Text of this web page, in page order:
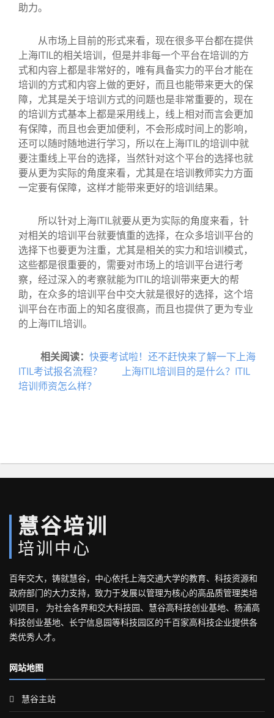
助力。
从市场上目前的形式来看，现在很多平台都在提供
上海ITIL的相关培训，但是并非每一个平台在培训的方
式和内容上都是非常好的，唯有具备实力的平台才能在
培训的方式和内容上做的更好，而且也能带来更大的保
障，尤其是关于培训方式的问题也是非常重要的，现在
的培训方式基本上都是采用线上，线上相对而言会更加
有保障，而且也会更加便利，不会形成时间上的影响，
还可以随时随地进行学习，所以在上海ITIL的培训中就
要注重线上平台的选择，当然针对这个平台的选择也就
要从更为实际的角度来看，尤其是在培训教师实力方面
一定要有保障，这样才能带来更好的培训结果。
所以针对上海ITIL就要从更为实际的角度来看，针
对相关的培训平台就要慎重的选择，在众多培训平台的
选择下也要更为注重，尤其是相关的实力和培训模式，
这些都是很重要的，需要对市场上的培训平台进行考
察，经过深入的考察就能为ITIL的培训带来更大的帮
助，在众多的培训平台中交大就是很好的选择，这个培
训平台在市面上的知名度很高，而且也提供了更为专业
的上海ITIL培训。
相关阅读： 快要考试啦！还不赶快来了解一下上海
ITIL考试报名流程？
上海ITIL培训目的是什么？ITIL
培训师资怎么样？
慧谷培训
培训中心
百年交大，铸就慧谷，中心依托上海交通大学的教育、科技资源和
政府部门的大力支持，致力于发展以管理为核心的高品质管理类培
训项目， 为社会各界和交大科技园、慧谷高科技创业基地、杨浦高
科技创业基地、长宁信息园等科技园区的千百家高科技企业提供各
类优秀人才。
网站地图
慧谷主站